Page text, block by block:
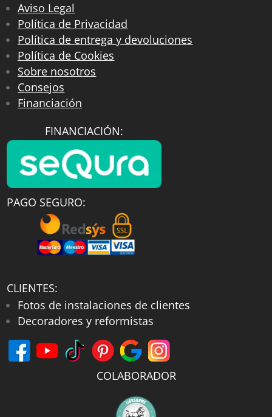
Aviso Legal
Política de Privacidad
Política de entrega y devoluciones
Política de Cookies
Sobre nosotros
Consejos
Financiación
FINANCIACIÓN:
PAGO SEGURO:
CLIENTES:
Fotos de instalaciones de clientes
Decoradores y reformistas
COLABORADOR